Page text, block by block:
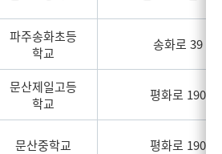
파주송화초등
학교
송화로 39
문산제일고등
학교
평화로 190
문산중학교 평화로 190